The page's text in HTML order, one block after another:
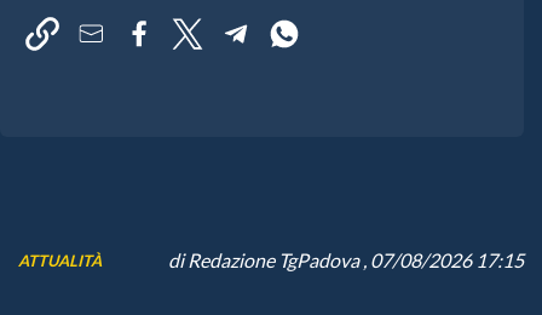
ATTUALITÀ diRedazione TgPadova, 07/08/2026 17:15